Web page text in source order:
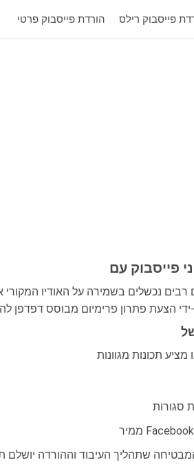
הורדת פייסבוק פרטי פייסבוק רילס
סגורות